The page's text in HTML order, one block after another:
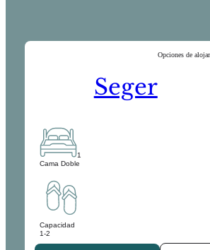
Seger
Opciones de
1
Cama Doble
Capacidad
1-2